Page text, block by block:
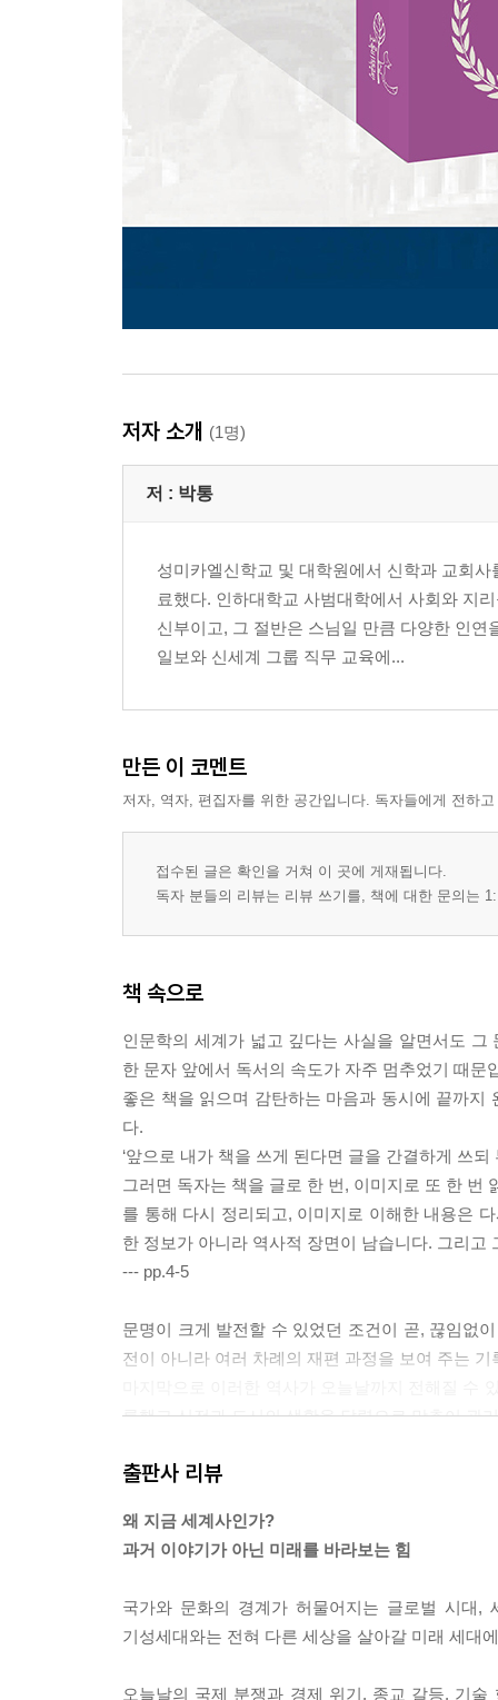
저자 소개 (1명)
저 : 박통
성미카엘신학교 및 대학원에서 신학과 교회
료했다. 인하대학교 사범대학에서 사회와 지
신부이고, 그 절반은 스님일 만큼 다양한 인
일보와 신세계 그룹 직무 교육에...
만든 이 코멘트
저자, 역자, 편집자를 위한 공간입니다. 독자들에게 전하
접수된 글은 확인을 거쳐 이 곳에 게재됩니다.
독자 분들의 리뷰는 리뷰 쓰기를, 책에 대한 문의는
책 속으로
인문학의 세계가 넓고 깊다는 사실을 알면서도
한 문자 앞에서 독서의 속도가 자주 멈추었기 때문
좋은 책을 읽으며 감탄하는 마음과 동시에 끝까
다.
‘앞으로 내가 책을 쓰게 된다면 글을 간결하게 쓰
그러면 독자는 책을 글로 한 번, 이미지로 또 한 번
를 통해 다시 정리되고, 이미지로 이해한 내용은
한 정보가 아니라 역사적 장면이 남습니다. 그리
--- pp.4-5
문명이 크게 발전할 수 있었던 조건이 곧, 끊임없
전이 아니라 여러 차례의 재편 과정을 보여 주는
록했고 신전과 도시의 생활을 달력으로 맞추어 관
우리가 메소포타미아를 ‘최초의 문명’으로 기억
--- pp.28-29
나는 ‘중화’가 있고, 그 주변에는 오랑캐인 ‘이’가
관에 적용해 세상을 설명했습니다.
출판사 리뷰
왜 지금 세계사인가?
과거 이야기가 아닌 미래를 바라보는 힘
국가와 문화의 경계가 허물어지는 글로벌 시대,
기성세대와는 전혀 다른 세상을 살아갈 미래 세대
오늘날의 국제 분쟁과 경제 위기, 종교 갈등, 기